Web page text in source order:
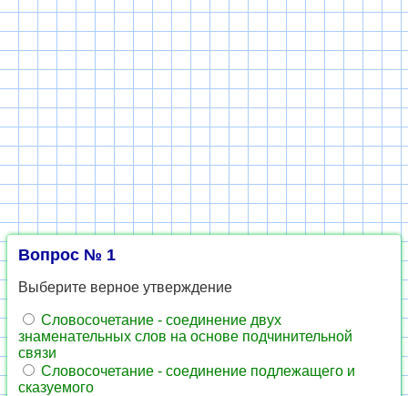
Вопрос № 1
Выберите верное утверждение
Словосочетание - соединение двух
знаменательных слов на основе подчинительной
связи
Словосочетание - соединение подлежащего и
сказуемого